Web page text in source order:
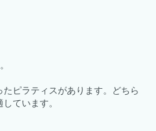
ピラティスがあります。どちら
ています。